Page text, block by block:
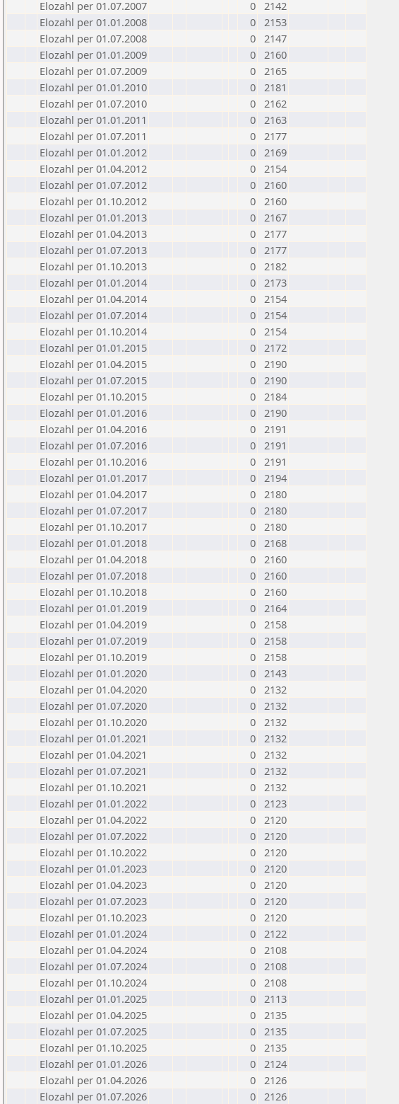
Elozahl per 01.07.2007
0 2142
Elozahl per 01.01.2008
0 2153
Elozahl per 01.07.2008
0 2147
Elozahl per 01.01.2009
0 2160
Elozahl per 01.07.2009
0 2165
Elozahl per 01.01.2010
0 2181
Elozahl per 01.07.2010
0 2162
Elozahl per 01.01.2011
0 2163
Elozahl per 01.07.2011
0 2177
Elozahl per 01.01.2012
0 2169
Elozahl per 01.04.2012
0 2154
Elozahl per 01.07.2012
0 2160
Elozahl per 01.10.2012
0 2160
Elozahl per 01.01.2013
0 2167
Elozahl per 01.04.2013
0 2177
Elozahl per 01.07.2013
0 2177
Elozahl per 01.10.2013
0 2182
Elozahl per 01.01.2014
0 2173
Elozahl per 01.04.2014
0 2154
Elozahl per 01.07.2014
0 2154
Elozahl per 01.10.2014
0 2154
Elozahl per 01.01.2015
0 2172
Elozahl per 01.04.2015
0 2190
Elozahl per 01.07.2015
0 2190
Elozahl per 01.10.2015
0 2184
Elozahl per 01.01.2016
0 2190
Elozahl per 01.04.2016
0 2191
Elozahl per 01.07.2016
0 2191
Elozahl per 01.10.2016
0 2191
Elozahl per 01.01.2017
0 2194
Elozahl per 01.04.2017
0 2180
Elozahl per 01.07.2017
0 2180
Elozahl per 01.10.2017
0 2180
Elozahl per 01.01.2018
0 2168
Elozahl per 01.04.2018
0 2160
Elozahl per 01.07.2018
0 2160
Elozahl per 01.10.2018
0 2160
Elozahl per 01.01.2019
0 2164
Elozahl per 01.04.2019
0 2158
Elozahl per 01.07.2019
0 2158
Elozahl per 01.10.2019
0 2158
Elozahl per 01.01.2020
0 2143
Elozahl per 01.04.2020
0 2132
Elozahl per 01.07.2020
0 2132
Elozahl per 01.10.2020
0 2132
Elozahl per 01.01.2021
0 2132
Elozahl per 01.04.2021
0 2132
Elozahl per 01.07.2021
0 2132
Elozahl per 01.10.2021
0 2132
Elozahl per 01.01.2022
0 2123
Elozahl per 01.04.2022
0 2120
Elozahl per 01.07.2022
0 2120
Elozahl per 01.10.2022
0 2120
Elozahl per 01.01.2023
0 2120
Elozahl per 01.04.2023
0 2120
Elozahl per 01.07.2023
0 2120
Elozahl per 01.10.2023
0 2120
Elozahl per 01.01.2024
0 2122
Elozahl per 01.04.2024
0 2108
Elozahl per 01.07.2024
0 2108
Elozahl per 01.10.2024
0 2108
Elozahl per 01.01.2025
0 2113
Elozahl per 01.04.2025
0 2135
Elozahl per 01.07.2025
0 2135
Elozahl per 01.10.2025
0 2135
Elozahl per 01.01.2026
0 2124
Elozahl per 01.04.2026
0 2126
Elozahl per 01.07.2026
0 2126